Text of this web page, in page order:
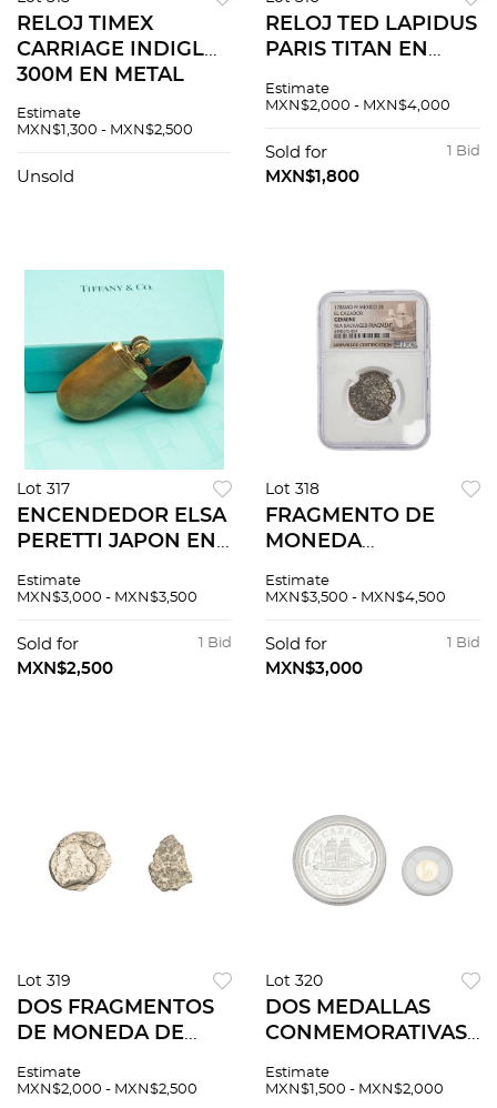
RELOJ TIMEX
CARRIAGE INDIGLO
300M EN METAL
1216 Movimiento:
Caja: circular de 26.0
Estimate
MXN$1,300 - MXN$2,500
Unsold
RELOJ TED LAPIDUS
PARIS TITAN EN
DORADO
Serie: NV Caja:
circular de 24.0 mm
Estimate
MXN$2,000 - MXN$4,000
1 Bid
Sold for
MXN$1,800
Lot 317
ENCENDEDOR ELSA
PERETTI JAPON EN
TIFFANY & CO
(recarga de
gas/mantenimiento).
Estimate
MXN$3,000 - MXN$3,500
1 Bid
Sold for
MXN$2,500
Lot 318
FRAGMENTO DE
MONEDA
MAR DE DOS
RECUPERADA DEL
NAUFRAGIO EL
Estimate
MXN$3,500 - MXN$4,500
1 Bid
Sold for
MXN$3,000
Lot 319
DOS FRAGMENTOS
DE MONEDA DE
NAUFRAGIO DEL
Estimate
MXN$2,000 - MXN$2,500
Lot 320
DOS MEDALLAS
CONMEMORATIVAS
AMERICA Y OCHO
Estimate
MXN$1,500 - MXN$2,000